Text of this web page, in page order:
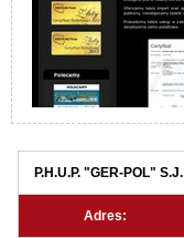
P.H.U.P. "GER-POL"
Adres: